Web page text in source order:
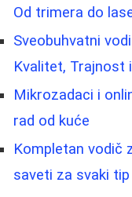
Od trimera do
Sveobuhvatni
Kvalitet, Trajnost
Mikrozadaci i
rad od kuće
Kompletan vodič
saveti za svaki